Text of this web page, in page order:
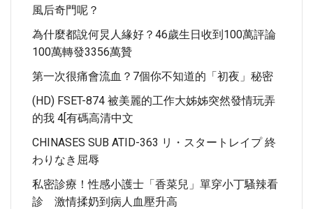
風后奇門呢？
為什麼都說何炅人緣好？46歲生日收到100萬評論
100萬轉發3356萬贊
第一次很痛會流血？7個你不知道的「初夜」秘密
(HD) FSET-874 被美麗的工作大姊姊突然發情玩弄
的我 4[有碼高清中文
CHINASES SUB ATID-363 リ・スタートレイプ 終
わりなき屈辱
私密診療！性感小護士「香菜兒」單穿小丁騷辣看
診 激情揉奶到病人血壓升高